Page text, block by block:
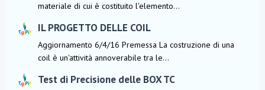
materiale di cui è costituito l'elemento...
IL PROGETTO DELLE COIL
Aggiornamento 6/4/16 Premessa La costruzione di una
coil è un'attività annoverabile tra le...
Test di Precisione delle BOX TC